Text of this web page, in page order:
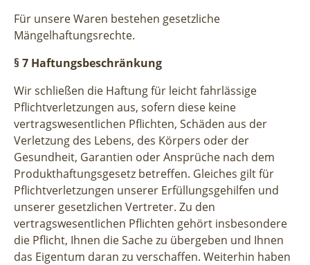
Für unsere Waren bestehen gesetzliche
Mängelhaftungsrechte.
§ 7 Haftungsbeschränkung
Wir schließen die Haftung für leicht fahrlässige
Pflichtverletzungen aus, sofern diese keine
vertragswesentlichen Pflichten, Schäden aus der
Verletzung des Lebens, des Körpers oder der
Gesundheit, Garantien oder Ansprüche nach dem
Produkthaftungsgesetz betreffen. Gleiches gilt für
Pflichtverletzungen unserer Erfüllungsgehilfen und
unserer gesetzlichen Vertreter. Zu den
vertragswesentlichen Pflichten gehört insbesondere
die Pflicht, Ihnen die Sache zu übergeben und Ihnen
das Eigentum daran zu verschaffen. Weiterhin haben